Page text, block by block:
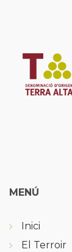
MENÚ
Inici
El Terroir